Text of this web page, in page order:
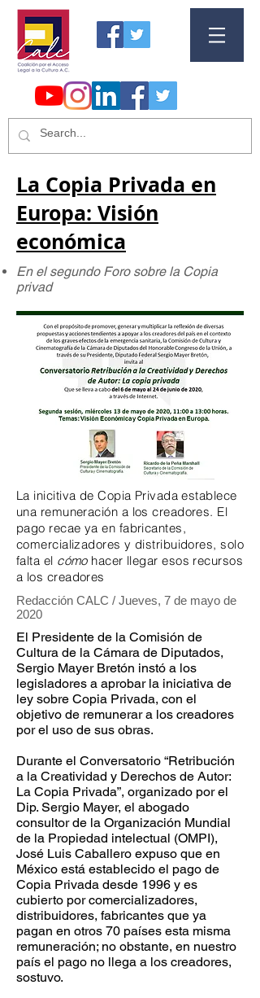
La Copia Privada en
Europa: Visión
económica
En el segundo Foro sobre la Copia
privad
La inicitiva de Copia Privada establece
una remuneración a los creadores. El
pago recae ya en fabricantes,
comercializadores y distribuidores, solo
falta el cómohacer llegar esos recursos
a los creadores
Redacción CALC / Jueves, 7 de mayo de
2020
El Presidente de la Comisión de
Cultura de la Cámara de Diputados,
Sergio Mayer Bretón instó a los
legisladores a aprobar la iniciativa de
ley sobre Copia Privada, con el
objetivo de remunerar a los creadores
por el uso de sus obras.
Durante el Conversatorio “Retribución
a la Creatividad y Derechos de Autor:
La Copia Privada”, organizado por el
Dip. Sergio Mayer, el abogado
consultor de la Organización Mundial
de la Propiedad intelectual (OMPI),
José Luis Caballero expuso que en
México está establecido el pago de
Copia Privada desde 1996 y es
cubierto por comercializadores,
distribuidores, fabricantes que ya
pagan en otros 70 países esta misma
remuneración; no obstante, en nuestro
país el pago no llega a los creadores,
sostuvo.